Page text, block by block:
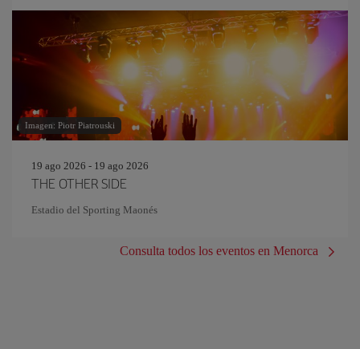
Imagen: Piotr Piatrouski
19 ago 2026 - 19 ago 2026
THE OTHER SIDE
Estadio del Sporting Maonés
Consulta todos los eventos en Menorca